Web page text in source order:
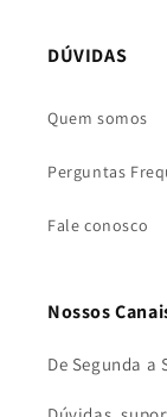
DÚVIDAS
Quem somos
Perguntas
Fale conosco
Nossos
De Segunda a